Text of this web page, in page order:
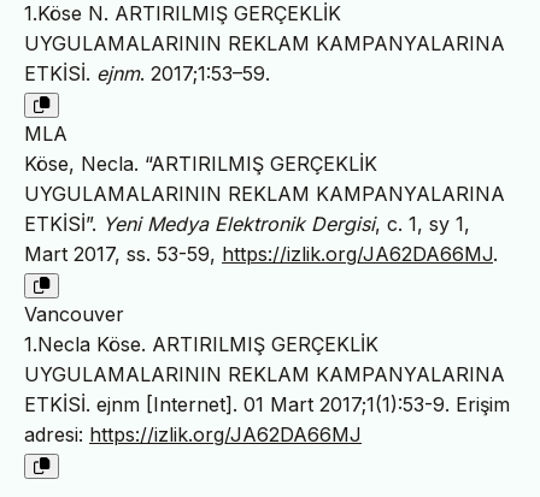
1.Köse N. ARTIRILMIŞ GERÇEKLİK
UYGULAMALARININ REKLAM KAMPANYALARINA
ETKİSİ. ejnm. 2017;1:53–59.
MLA
Köse, Necla. “ARTIRILMIŞ GERÇEKLİK
UYGULAMALARININ REKLAM KAMPANYALARINA
ETKİSİ”. Yeni Medya Elektronik Dergisi, c. 1, sy 1,
Mart 2017, ss. 53-59, https://izlik.org/JA62DA66MJ.
Vancouver
1.Necla Köse. ARTIRILMIŞ GERÇEKLİK
UYGULAMALARININ REKLAM KAMPANYALARINA
ETKİSİ. ejnm [Internet]. 01 Mart 2017;1(1):53-9. Erişim
adresi: https://izlik.org/JA62DA66MJ